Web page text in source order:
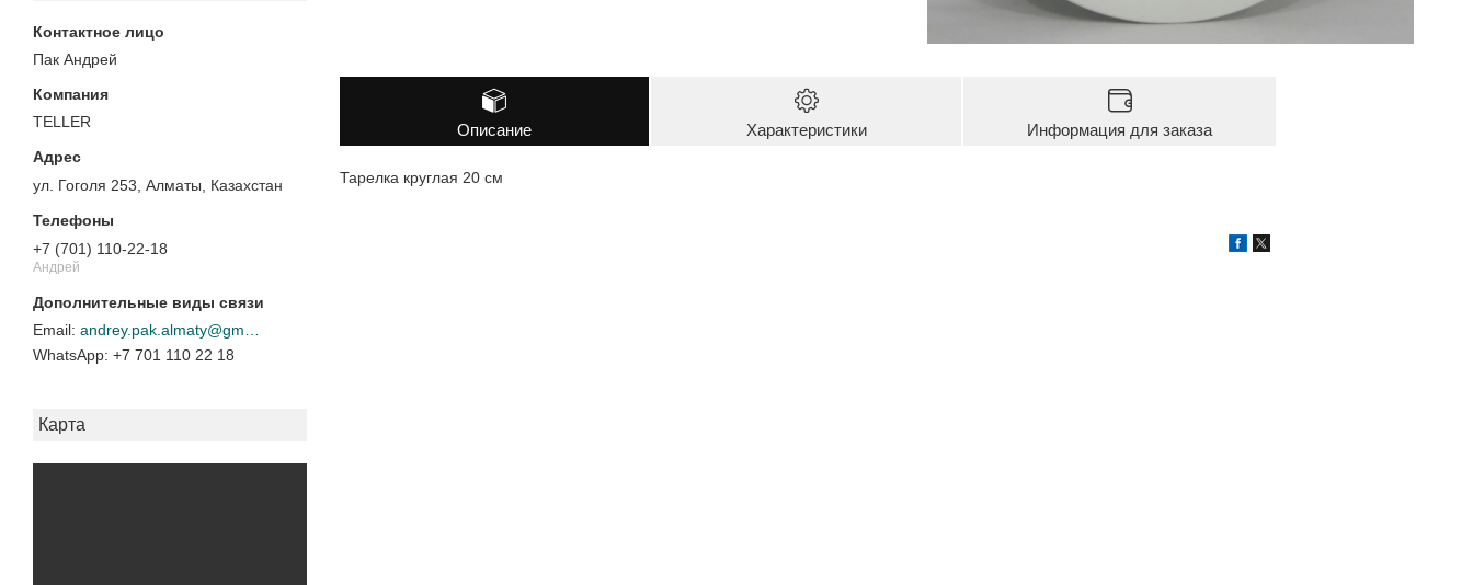
Пак Андрей
TELLER
ул. Гоголя 253, Алматы, Казахстан
+7 (701) 110-22-18
Андрей
+7 701 110 22 18
Карта
Описание Характеристики Информация для заказа
Тарелка круглая 20 см